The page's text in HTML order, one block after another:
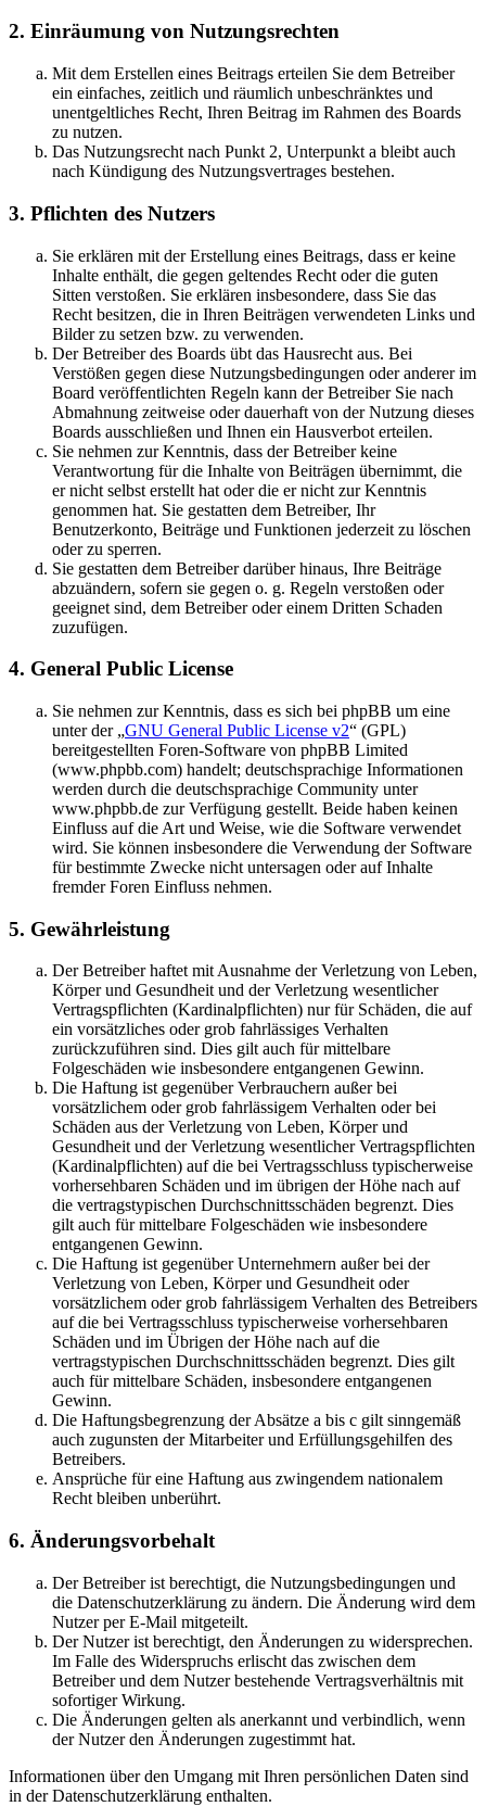
2. Einräumung von Nutzungsrechten
Mit dem Erstellen eines Beitrags erteilen Sie dem Betreiber
ein einfaches, zeitlich und räumlich unbeschränktes und
unentgeltliches Recht, Ihren Beitrag im Rahmen des Boards
zu nutzen.
Das Nutzungsrecht nach Punkt 2, Unterpunkt a bleibt auch
nach Kündigung des Nutzungsvertrages bestehen.
3. Pflichten des Nutzers
Sie erklären mit der Erstellung eines Beitrags, dass er keine
Inhalte enthält, die gegen geltendes Recht oder die guten
Sitten verstoßen. Sie erklären insbesondere, dass Sie das
Recht besitzen, die in Ihren Beiträgen verwendeten Links und
Bilder zu setzen bzw. zu verwenden.
Der Betreiber des Boards übt das Hausrecht aus. Bei
Verstößen gegen diese Nutzungsbedingungen oder anderer im
Board veröffentlichten Regeln kann der Betreiber Sie nach
Abmahnung zeitweise oder dauerhaft von der Nutzung dieses
Boards ausschließen und Ihnen ein Hausverbot erteilen.
Sie nehmen zur Kenntnis, dass der Betreiber keine
Verantwortung für die Inhalte von Beiträgen übernimmt, die
er nicht selbst erstellt hat oder die er nicht zur Kenntnis
genommen hat. Sie gestatten dem Betreiber, Ihr
Benutzerkonto, Beiträge und Funktionen jederzeit zu löschen
oder zu sperren.
Sie gestatten dem Betreiber darüber hinaus, Ihre Beiträge
abzuändern, sofern sie gegen o. g. Regeln verstoßen oder
geeignet sind, dem Betreiber oder einem Dritten Schaden
zuzufügen.
4. General Public License
Sie nehmen zur Kenntnis, dass es sich bei phpBB um eine
unter der „GNU General Public License v2“ (GPL)
bereitgestellten Foren-Software von phpBB Limited
(www.phpbb.com) handelt; deutschsprachige Informationen
werden durch die deutschsprachige Community unter
www.phpbb.de zur Verfügung gestellt. Beide haben keinen
Einfluss auf die Art und Weise, wie die Software verwendet
wird. Sie können insbesondere die Verwendung der Software
für bestimmte Zwecke nicht untersagen oder auf Inhalte
fremder Foren Einfluss nehmen.
5. Gewährleistung
Der Betreiber haftet mit Ausnahme der Verletzung von Leben,
Körper und Gesundheit und der Verletzung wesentlicher
Vertragspflichten (Kardinalpflichten) nur für Schäden, die auf
ein vorsätzliches oder grob fahrlässiges Verhalten
zurückzuführen sind. Dies gilt auch für mittelbare
Folgeschäden wie insbesondere entgangenen Gewinn.
Die Haftung ist gegenüber Verbrauchern außer bei
vorsätzlichem oder grob fahrlässigem Verhalten oder bei
Schäden aus der Verletzung von Leben, Körper und
Gesundheit und der Verletzung wesentlicher Vertragspflichten
(Kardinalpflichten) auf die bei Vertragsschluss typischerweise
vorhersehbaren Schäden und im übrigen der Höhe nach auf
die vertragstypischen Durchschnittsschäden begrenzt. Dies
gilt auch für mittelbare Folgeschäden wie insbesondere
entgangenen Gewinn.
Die Haftung ist gegenüber Unternehmern außer bei der
Verletzung von Leben, Körper und Gesundheit oder
vorsätzlichem oder grob fahrlässigem Verhalten des Betreibers
auf die bei Vertragsschluss typischerweise vorhersehbaren
Schäden und im Übrigen der Höhe nach auf die
vertragstypischen Durchschnittsschäden begrenzt. Dies gilt
auch für mittelbare Schäden, insbesondere entgangenen
Gewinn.
Die Haftungsbegrenzung der Absätze a bis c gilt sinngemäß
auch zugunsten der Mitarbeiter und Erfüllungsgehilfen des
Betreibers.
Ansprüche für eine Haftung aus zwingendem nationalem
Recht bleiben unberührt.
6. Änderungsvorbehalt
Der Betreiber ist berechtigt, die Nutzungsbedingungen und
die Datenschutzerklärung zu ändern. Die Änderung wird dem
Nutzer per E-Mail mitgeteilt.
Der Nutzer ist berechtigt, den Änderungen zu widersprechen.
Im Falle des Widerspruchs erlischt das zwischen dem
Betreiber und dem Nutzer bestehende Vertragsverhältnis mit
sofortiger Wirkung.
Die Änderungen gelten als anerkannt und verbindlich, wenn
der Nutzer den Änderungen zugestimmt hat.
Informationen über den Umgang mit Ihren persönlichen Daten sind
in der Datenschutzerklärung enthalten.